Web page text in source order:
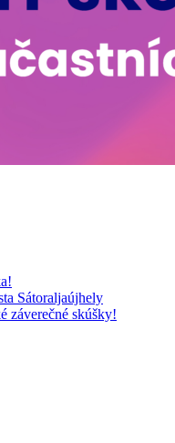
Sátoraljaújhely
záverečné skúšky!